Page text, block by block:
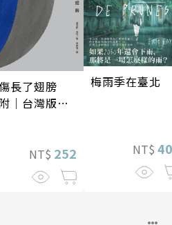
長了翅膀
附｜台灣版獨
NT$ 252
梅雨季在臺北
NT$